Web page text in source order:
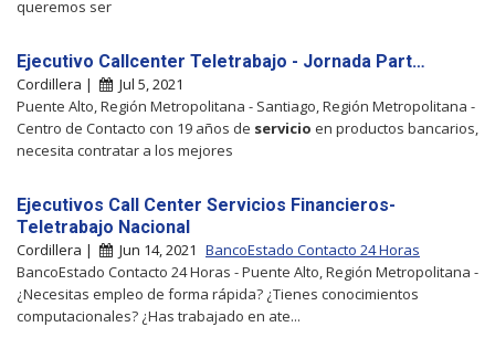
queremos ser
Ejecutivo Callcenter Teletrabajo - Jornada Part…
Cordillera |
Jul 5, 2021
Puente Alto, Región Metropolitana - Santiago, Región Metropolitana -
Centro de Contacto con 19 años de servicio en productos bancarios,
necesita contratar a los mejores
Ejecutivos Call Center Servicios Financieros-
Teletrabajo Nacional
Cordillera | Jun 14, 2021 BancoEstado Contacto 24 Horas
BancoEstado Contacto 24 Horas - Puente Alto, Región Metropolitana -
¿Necesitas empleo de forma rápida? ¿Tienes conocimientos
computacionales? ¿Has trabajado en ate...